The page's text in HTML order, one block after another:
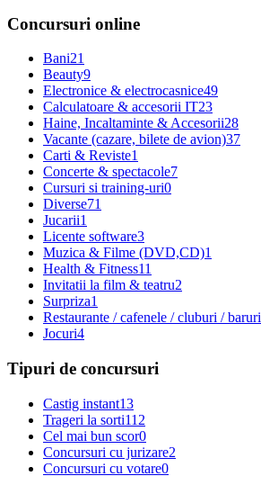
Concursuri online
Bani21
Beauty9
Electronice & electrocasnice49
Calculatoare & accesorii IT23
Haine, Incaltaminte & Accesorii28
Vacante (cazare, bilete de avion)37
Carti & Reviste1
Concerte & spectacole7
Cursuri si training-uri0
Diverse71
Jucarii1
Licente software3
Muzica & Filme (DVD,CD)1
Health & Fitness11
Invitatii la film & teatru2
Surpriza1
Restaurante / cafenele / cluburi / baruri
Jocuri4
Tipuri de concursuri
Castig instant13
Trageri la sorti112
Cel mai bun scor0
Concursuri cu jurizare2
Concursuri cu votare0